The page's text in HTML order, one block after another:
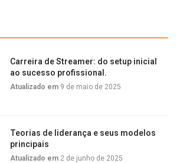
Carreira de Streamer: do setup inicial
ao sucesso profissional.
Atualizado em 9 de maio de 2025
Teorias de liderança e seus modelos
principais
Atualizado em 2 de junho de 2025